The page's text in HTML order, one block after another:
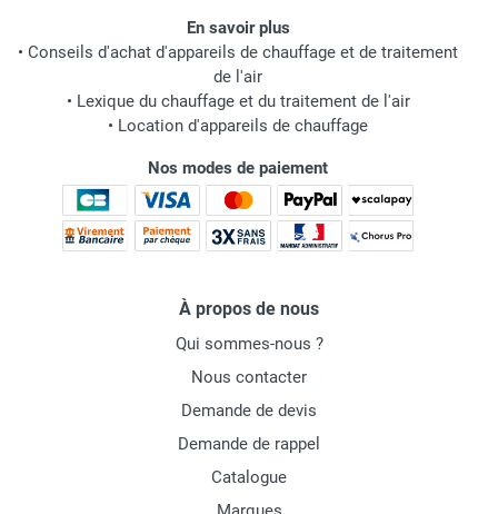
En savoir plus
• Conseils d'achat d'appareils de chauffage et de traitement
de l'air
• Lexique du chauffage et du traitement de l'air
• Location d'appareils de chauffage
Nos modes de paiement
À propos de nous
Qui sommes-nous ?
Nous contacter
Demande de devis
Demande de rappel
Catalogue